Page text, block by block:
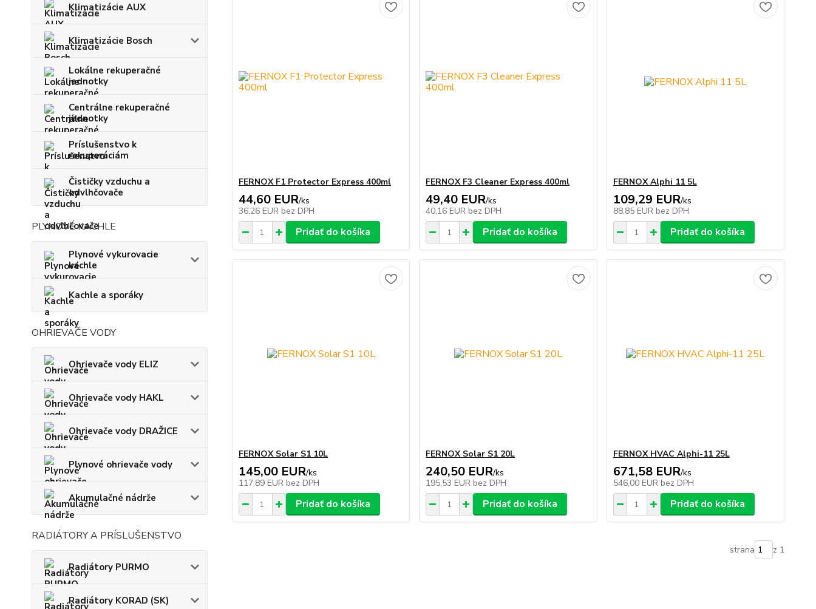
Klimatizácie AUX
Klimatizácie Bosch
Lokálne rekuperačné
jednotky
Centrálne rekuperačné
jednotky
Príslušenstvo k
rekuperáciám
Čističky vzduchu a
odvlhčovače
PLYNOVÉ KACHLE
Plynové vykurovacie
kachle
Kachle a sporáky
OHRIEVAČE VODY
Ohrievače vody ELIZ
Ohrievače vody HAKL
Ohrievače vody DRAŽICE
Plynové ohrievače vody
Akumulačné nádrže
RADIÁTORY A PRÍSLUŠENSTVO
Radiátory PURMO
Radiátory KORAD (SK)
FERNOX F1 Protector Express 400ml
44,60 EUR/ks
36,26 EUR bez DPH
Pridať do košíka
FERNOX F3 Cleaner Express 400ml
49,40 EUR/ks
40,16 EUR bez DPH
Pridať do košíka
FERNOX Alphi 11 5L
109,29 EUR/ks
88,85 EUR bez DPH
Pridať do košíka
FERNOX Solar S1 10L
145,00 EUR/ks
117,89 EUR bez DPH
Pridať do košíka
FERNOX Solar S1 20L
240,50 EUR/ks
195,53 EUR bez DPH
Pridať do košíka
FERNOX HVAC Alphi-11 25L
671,58 EUR/ks
546,00 EUR bez DPH
Pridať do košíka
strana z 1